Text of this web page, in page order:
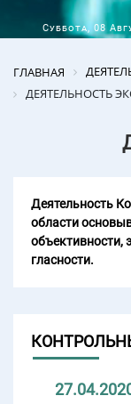
Суббота, 08
ГЛАВНАЯ
ДЕЯТЕЛЬНОСТЬ
Деятельность
области
объективности,
гласности.